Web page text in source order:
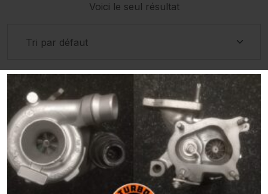
Voici le seul résultat